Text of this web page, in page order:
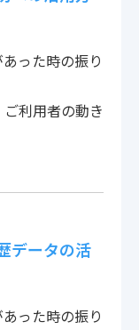
った時の振り
利用者の動き
データの活
った時の振り